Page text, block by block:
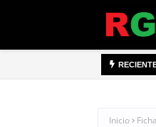
Inicio Ficha